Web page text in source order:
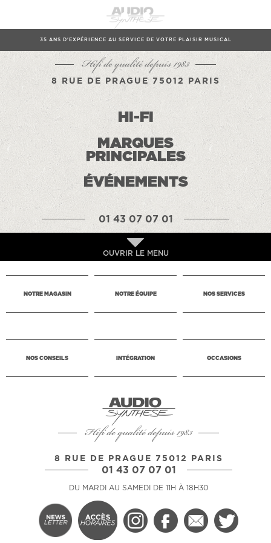
35 ANS D'EXPÉRIENCE AU SERVICE DE VOTRE PLAISIR MUSICAL
Hifi de qualité depuis 1983
8 RUE DE PRAGUE 75012 PARIS
HI-FI
MARQUES
PRINCIPALES
ÉVÉNEMENTS
01 43 07 07 01
OUVRIR LE MENU
NOTRE MAGASIN NOTRE ÉQUIPE NOS SERVICES
NOS CONSEILS INTÉGRATION OCCASIONS
Hifi de qualité depuis 1983
8 RUE DE PRAGUE 75012 PARIS
01 43 07 07 01
DU MARDI AU SAMEDI DE 11H À 18H30